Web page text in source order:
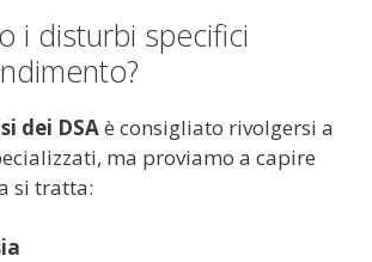
i disturbi specifici
dei DSAè consigliato rivolgersi a
ma proviamo a capire
si tratta: